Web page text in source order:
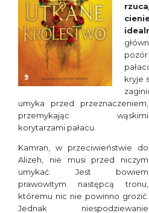
kryje
umyka przed przeznaczeniem,
przemykając wąskimi
korytarzami pałacu.
Kamran, w przeciwieństwie do
Alizeh, nie musi przed niczym
umykać. Jest bowiem
prawowitym następcą tronu,
któremu nic nie powinno grozić.
Jednak niespodziewanie